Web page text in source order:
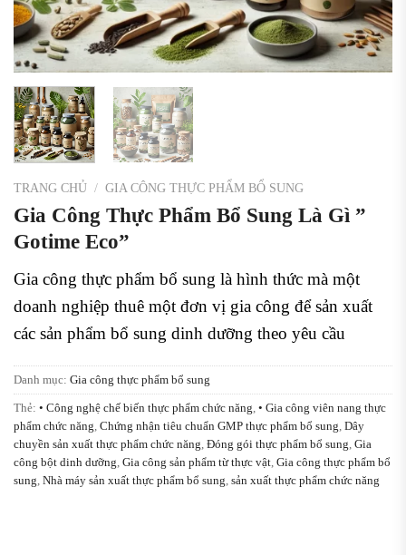
TRANG CHỦ / GIA CÔNG THỰC PHẨM BỔ SUNG
Gia Công Thực Phẩm Bổ Sung Là Gì ”
Gotime Eco”
Gia công thực phẩm bổ sung là hình thức mà một
doanh nghiệp thuê một đơn vị gia công để sản xuất
các sản phẩm bổ sung dinh dưỡng theo yêu cầu
Danh mục: Gia công thực phẩm bổ sung
Thẻ: • Công nghệ chế biến thực phẩm chức năng, • Gia công viên nang thực
phẩm chức năng, Chứng nhận tiêu chuẩn GMP thực phẩm bổ sung, Dây
chuyền sản xuất thực phẩm chức năng, Đóng gói thực phẩm bổ sung, Gia
công bột dinh dưỡng, Gia công sản phẩm từ thực vật, Gia công thực phẩm bổ
sung, Nhà máy sản xuất thực phẩm bổ sung, sản xuất thực phẩm chức năng